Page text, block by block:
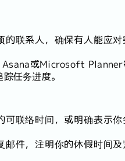
的联系人，确保有人能应
或Microsoft Planner
任务进度。
可联络时间，或明确表示
邮件，注明你的休假时间及